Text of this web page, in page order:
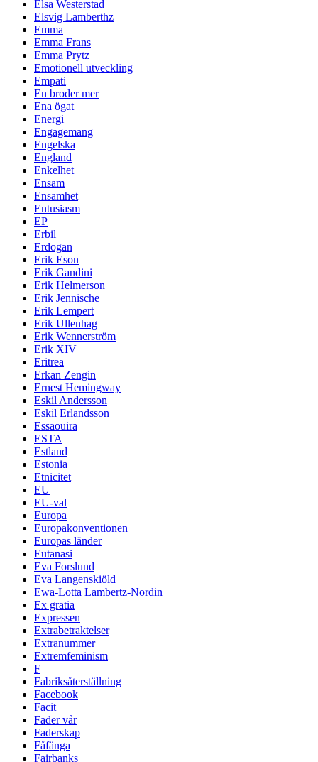
Elsa Westerstad
Elsvig Lamberthz
Emma
Emma Frans
Emma Prytz
Emotionell utveckling
Empati
En broder mer
Ena ögat
Energi
Engagemang
Engelska
England
Enkelhet
Ensam
Ensamhet
Entusiasm
EP
Erbil
Erdogan
Erik Eson
Erik Gandini
Erik Helmerson
Erik Jennische
Erik Lempert
Erik Ullenhag
Erik Wennerström
Erik XIV
Eritrea
Erkan Zengin
Ernest Hemingway
Eskil Andersson
Eskil Erlandsson
Essaouira
ESTA
Estland
Estonia
Etnicitet
EU
EU-val
Europa
Europakonventionen
Europas länder
Eutanasi
Eva Forslund
Eva Langenskiöld
Ewa-Lotta Lambertz-Nordin
Ex gratia
Expressen
Extrabetraktelser
Extranummer
Extremfeminism
F
Fabriksåterställning
Facebook
Facit
Fader vår
Faderskap
Fåfänga
Fairbanks